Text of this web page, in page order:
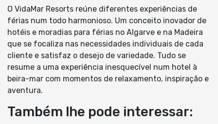
O VidaMar Resorts reúne diferentes experiências de
férias num todo harmonioso. Um conceito inovador de
hotéis e moradias para férias no Algarve e na Madeira
que se focaliza nas necessidades individuais de cada
cliente e satisfaz o desejo de variedade. Tudo se
resume a uma experiência inesquecível num hotel à
beira-mar com momentos de relaxamento, inspiração e
aventura.
Também lhe pode interessar: